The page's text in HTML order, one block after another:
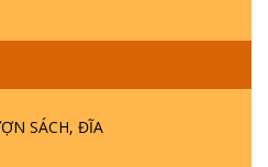
SÁCH, ĐĨA
BIỆT P25 - SUỐT 49 NĂM
NÓI? HỘI LONG HOA LÀ